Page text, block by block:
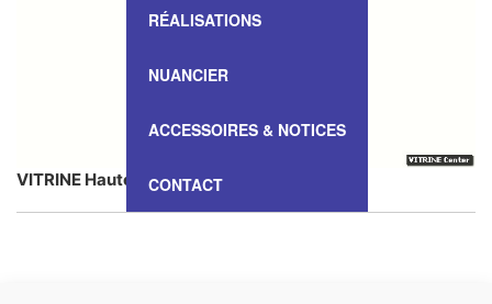
RÉALISATIONS
NUANCIER
ACCESSOIRES & NOTICES
CONTACT
VITRINE Haute – VA 139